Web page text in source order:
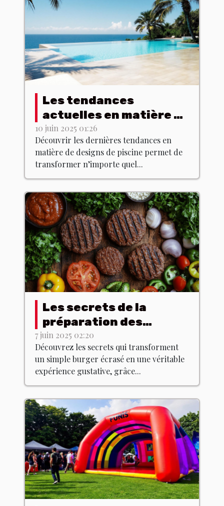
Les tendances
actuelles en matière de
designs de piscine
10 juin 2025 01:26
Découvrir les dernières tendances en
matière de designs de piscine permet de
transformer n’importe quel...
Les secrets de la
préparation des
burgers écrasés avec
des produits du terroir
7 juin 2025 02:20
Découvrez les secrets qui transforment
un simple burger écrasé en une véritable
expérience gustative, grâce...